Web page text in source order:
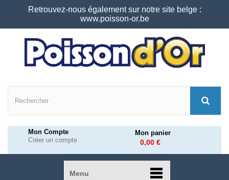
Retrouvez-nous également sur notre site belge :
www.poisson-or.be
Mon Compte
Créer un compte
Mon panier
0,00 €
Menu